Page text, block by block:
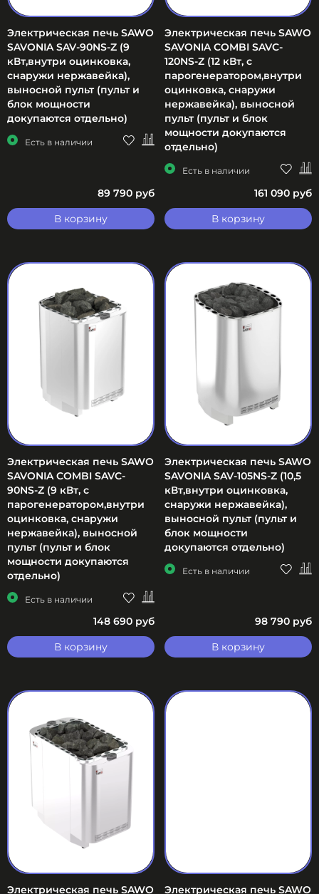
Электрическая печь SAWO
SAVONIA SAV-90NS-Z (9
кВт,внутри оцинковка,
снаружи нержавейка),
выносной пульт (пульт и
блок мощности
докупаются отдельно)
Есть в наличии
89 790 руб
В корзину
Электрическая печь SAWO
SAVONIA COMBI SAVC-
120NS-Z (12 кВт, с
парогенератором,внутри
оцинковка, снаружи
нержавейка), выносной
пульт (пульт и блок
мощности докупаются
отдельно)
Есть в наличии
161 090 руб
В корзину
Электрическая печь SAWO
SAVONIA COMBI SAVC-
90NS-Z (9 кВт, с
парогенератором,внутри
оцинковка, снаружи
нержавейка), выносной
пульт (пульт и блок
мощности докупаются
отдельно)
Есть в наличии
148 690 руб
В корзину
Электрическая печь SAWO
SAVONIA SAV-105NS-Z (10,5
кВт,внутри оцинковка,
снаружи нержавейка),
выносной пульт (пульт и
блок мощности
докупаются отдельно)
Есть в наличии
98 790 руб
В корзину
Электрическая печь SAWO Электрическая печь SAWO